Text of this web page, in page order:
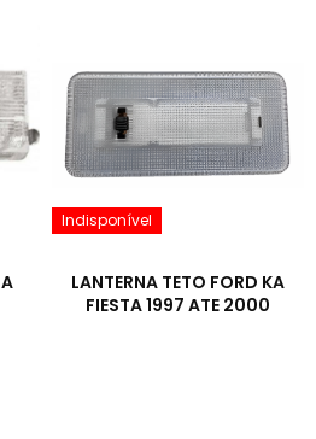
LANTERNA TETO FORD KA
FIESTA 1997 ATE 2000
Indisponível